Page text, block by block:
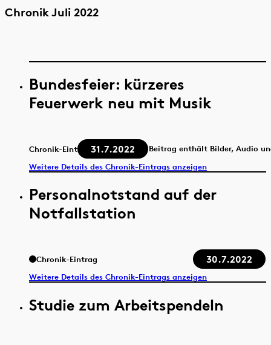
Quelle Zeitraum
Chronik Juli 2022
Bundesfeier: kürzeres
Feuerwerk neu mit Musik
Chronik-Eintrag 31.7.2022
Beitrag enthält Bilder, Audio
Weitere Details des Chronik-Eintrags anzeigen
Personalnotstand auf der
Notfallstation
Chronik-Eintrag 30.7.2022
Weitere Details des Chronik-Eintrags anzeigen
Studie zum Arbeitspendeln